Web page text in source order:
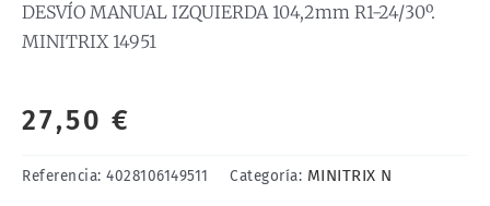
DESVÍO MANUAL IZQUIERDA 104,2mm R1-24/30º.
MINITRIX 14951
27,50 €
Referencia: 4028106149511 Categoría: MINITRIX N